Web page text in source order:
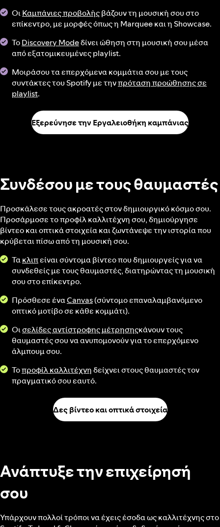
ΟιΚαμπάνιες προβολήςβάζουν τη μουσική σου στο
επίκεντρο, με μορφές όπως η Marquee και η Showcase.
ΤοDiscovery Modeδίνει ώθηση στη μουσική σου μέσα
από εξατομικευμένες playlist.
Μοιράσου τα επερχόμενα κομμάτια σου με τους
συντάκτες του Spotify με τηνπρόταση προώθησης σε
playlist.
Εξερεύνησε την Εργαλειοθήκη καμπάνιας
Συνδέσου με τους θαυμαστές
Προσκάλεσε τους ακροατές στον δημιουργικό κόσμο σου.
Προσάρμοσε το προφίλ καλλιτέχνη σου, δημιούργησε
βίντεο και οπτικά στοιχεία και ζωντάνεψε την ιστορία που
κρύβεται πίσω από τη μουσική σου.
Τακλιπείναι σύντομα βίντεο που δημιουργείς για να
συνδεθείς με τους θαυμαστές, διατηρώντας τη μουσική
σου στο επίκεντρο.
Πρόσθεσε έναCanvas(σύντομο επαναλαμβανόμενο
οπτικό μοτίβο σε κάθε κομμάτι).
Οισελίδες αντίστροφης μέτρησηςκάνουν τους
θαυμαστές σου να ανυπομονούν για το επερχόμενο
άλμπουμ σου.
Τοπροφίλ καλλιτέχνηδείχνει στους θαυμαστές τον
πραγματικό σου εαυτό.
Δες βίντεο και οπτικά στοιχεία
Ανάπτυξε την επιχείρησή
σου
Υπάρχουν πολλοί τρόποι να έχεις έσοδα ως καλλιτέχνης στο